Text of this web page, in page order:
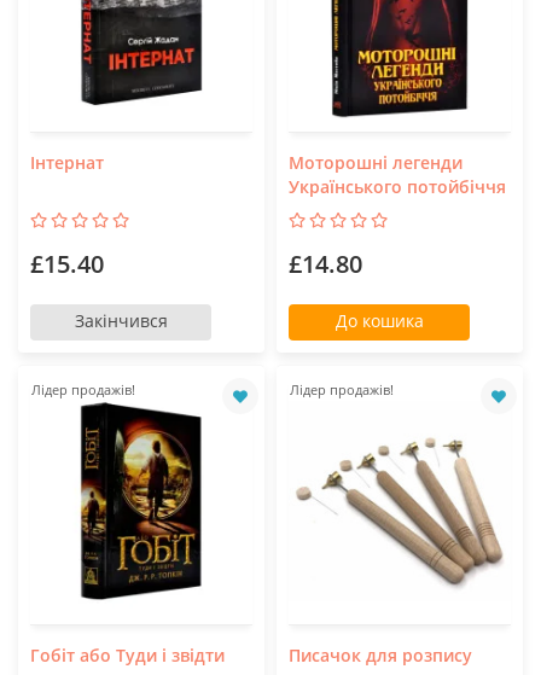
Інтернат
£15.40
Закінчився
Моторошні легенди
Українського потойбіччя
£14.80
До кошика
Лідер продажів!
Гобіт або Туди і звідти
Лідер продажів!
Писачок для розпису